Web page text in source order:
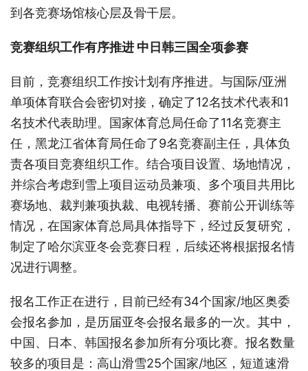
到各竞赛场馆核心层及骨干层。
竞赛组织工作有序推进 中日韩三国全项参赛
目前，竞赛组织工作按计划有序推进。与国际/亚洲
单项体育联合会密切对接，确定了12名技术代表和1
名技术代表助理。国家体育总局任命了11名竞赛主
任，黑龙江省体育局任命了9名竞赛副主任，具体负
责各项目竞赛组织工作。结合项目设置、场地情况，
并综合考虑到雪上项目运动员兼项、多个项目共用比
赛场地、裁判兼项执裁、电视转播、赛前公开训练等
情况，在国家体育总局具体指导下，经过反复研究，
制定了哈尔滨亚冬会竞赛日程，后续还将根据报名情
况进行调整。
报名工作正在进行，目前已经有34个国家/地区奥委
会报名参加，是历届亚冬会报名最多的一次。其中，
中国、日本、韩国报名参加所有分项比赛。报名数量
较多的项目是：高山滑雪25个国家/地区，短道速滑